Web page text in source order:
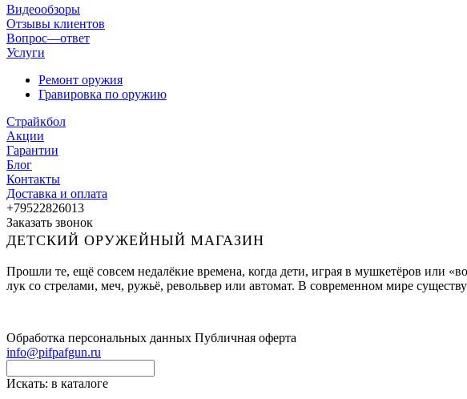
Видеообзоры
Отзывы клиентов
Вопрос—ответ
Услуги
Ремонт оружия
Гравировка по оружию
Страйкбол
Акции
Гарантии
Блог
Контакты
Доставка и оплата
+79522826013
Заказать звонок
ДЕТСКИЙ ОРУЖЕЙНЫЙ МАГАЗИН
Прошли те, ещё совсем недалёкие времена, когда дети, играя в мушкетёров или
лук со стрелами, меч, ружьё, револьвер или автомат. В современном мире
Обработка персональных данных Публичная оферта
info@pifpafgun.ru
Искать: в каталоге